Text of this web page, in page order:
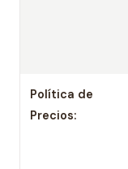
Política de
Precios: